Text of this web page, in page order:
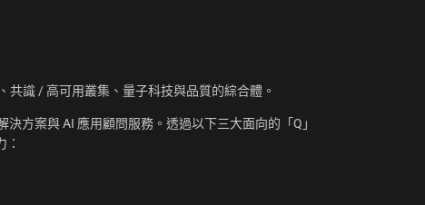
共識 / 高可用叢集、量子科技與品質的綜合體。
方案與 AI 應用顧問服務。透過以下三大面向的「Q」